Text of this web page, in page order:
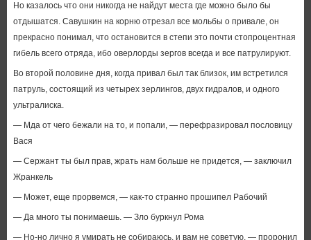
Но казалось что они никогда не найдут места где можно было бы
отдышатся. Савушкин на корню отрезал все мольбы о привале, он
прекрасно понимал, что остановится в степи это почти стопроцентная
гибель всего отряда, ибо оверлорды зергов всегда и все патрулируют.
Во второй половине дня, когда привал был так близок, им встретился
патруль, состоящий из четырех зерлингов, двух гидралов, и одного
ультралиска.
— Мда от чего бежали на то, и попали, — перефразировал пословицу
Вася
— Сержант ты был прав, жрать нам больше не придется, — заключил
Жранкель
— Может, еще прорвемся, — как-то странно прошипел Рабочий
— Да много ты понимаешь. — Зло буркнул Рома
— Но-но лично я умирать не собираюсь, и вам не советую. — проронил